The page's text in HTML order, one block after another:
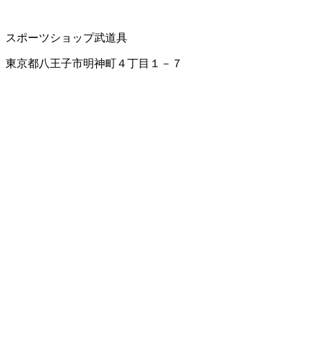
スポーツショップ武道具
東京都八王子市明神町４丁目１－７